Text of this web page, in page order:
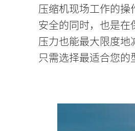
压缩机现场工作的
安全的同时，也是
压力也能最大限度
只需选择最适合您的